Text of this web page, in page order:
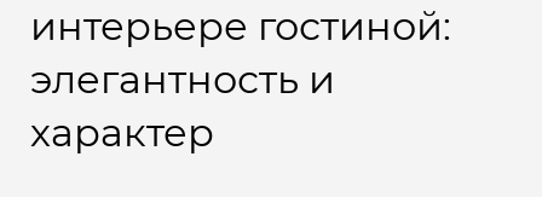
интерьере гостиной:
элегантность и
характер